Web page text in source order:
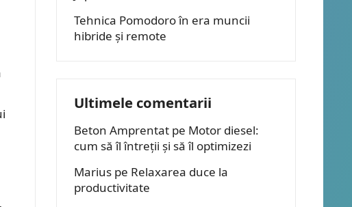
Tehnica Pomodoro în era muncii
hibride și remote
Ultimele comentarii
Beton Amprentat pe Motor diesel:
cum să îl întreții și să îl optimizezi
Marius pe Relaxarea duce la
productivitate